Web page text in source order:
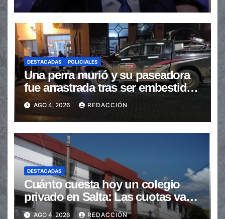
DESTACADAS POLICIALES
Una perra murió y su paseadora
fue arrastrada tras ser embestidas
en la senda peatonal
AGO 4, 2026 REDACCIÓN
DESTACADAS
Cuánto cuesta hoy un colegio
privado en Salta: Las cuotas van
de $110.000 a más de $600.000
AGO 4, 2026 REDACCIÓN